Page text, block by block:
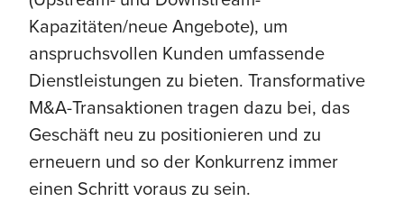
Kapazitäten/neue Angebote), um
anspruchsvollen Kunden umfassende
Dienstleistungen zu bieten. Transformative
M&A-Transaktionen tragen dazu bei, das
Geschäft neu zu positionieren und zu
erneuern und so der Konkurrenz immer
einen Schritt voraus zu sein.